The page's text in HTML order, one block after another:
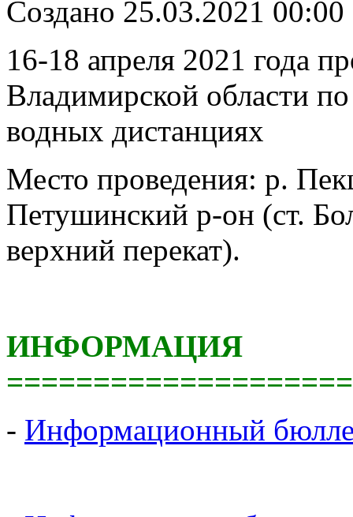
Создано 25.03.2021 00:00
16-18 апреля 2021 года
Владимирской области
водных дистанциях
Место проведения: р.
Петушинский р-он (ст.
верхний перекат).
ИНФОРМАЦИЯ
- Информационный